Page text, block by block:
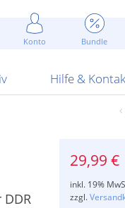
Konto Bundle
Attrappen
ARS Pirotecnia
Hilfe &
AGB
29,99 €
inkl. 19%
zzgl.